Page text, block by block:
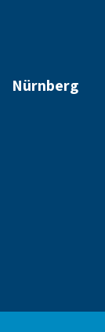
Nürnberg